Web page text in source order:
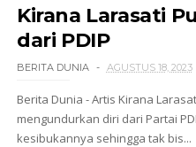
Kirana Larasati
dari PDIP
BERITA DUNIA AGUSTUS 18, 2023
Berita Dunia - Artis Kirana
mengundurkan diri dari Partai
kesibukannya sehingga tak bis...